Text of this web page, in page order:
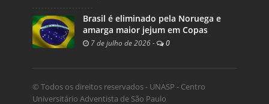
Brasil é eliminado pela Noruega e
amarga maior jejum em Copas
7 de julho de 2026 - 0
© Todos os direitos reservados - UNASP - Centro
Universitário Adventista de São Paulo